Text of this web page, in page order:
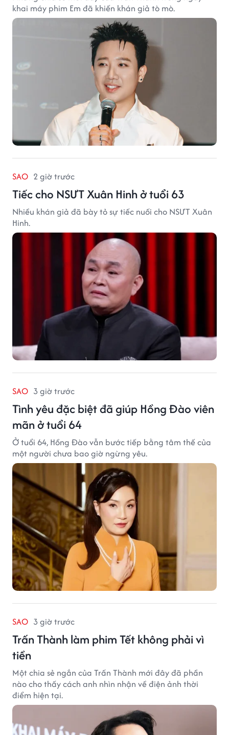
khai máy phim Em đã khiến khán giả tò mò.
SAO 2 giờ trước
Tiếc cho NSƯT Xuân Hinh ở tuổi 63
Nhiều khán giả đã bày tỏ sự tiếc nuối cho NSƯT Xuân
Hinh.
SAO 3 giờ trước
Tình yêu đặc biệt đã giúp Hồng Đào viên
mãn ở tuổi 64
Ở tuổi 64, Hồng Đào vẫn bước tiếp bằng tâm thế của
một người chưa bao giờ ngừng yêu.
SAO 3 giờ trước
Trấn Thành làm phim Tết không phải vì
tiền
Một chia sẻ ngắn của Trấn Thành mới đây đã phần
nào cho thấy cách anh nhìn nhận về điện ảnh thời
điểm hiện tại.